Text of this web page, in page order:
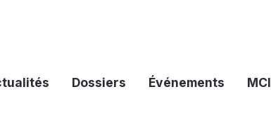
Dossiers Événements MCI